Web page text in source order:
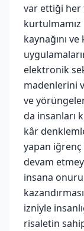
var ettiği her
kurtulmamız
kaynağını ve
elektronik
madenlerini
ve
da insanları
kâr
yapan
devam
insana
izniyle
risaletin